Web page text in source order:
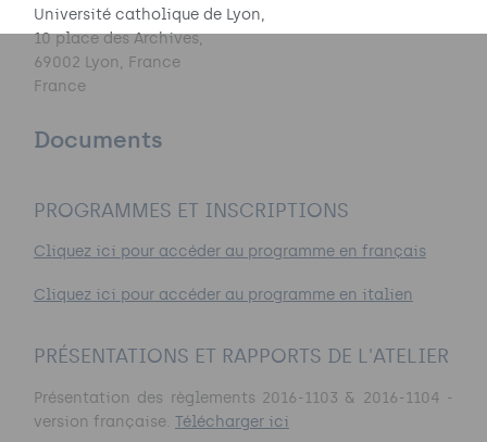
Université catholique de Lyon,
10 place des Archives,
69002 Lyon, France
France
Documents
PROGRAMMES ET INSCRIPTIONS
Cliquez ici pour accéder au programme en français
Cliquez ici pour accéder au programme en italien
PRÉSENTATIONS ET RAPPORTS DE L'ATELIER
Présentation des règlements 2016-1103 & 2016-1104 -
version française. Télécharger ici